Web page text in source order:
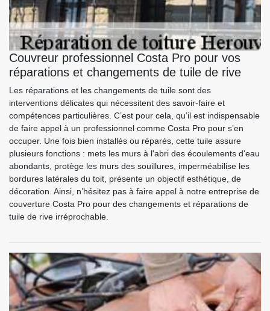
Couvreur professionnel Costa Pro pour vos
réparations et changements de tuile de rive
Les réparations et les changements de tuile sont des
interventions délicates qui nécessitent des savoir-faire et
compétences particulières. C’est pour cela, qu’il est indispensable
de faire appel à un professionnel comme Costa Pro pour s’en
occuper. Une fois bien installés ou réparés, cette tuile assure
plusieurs fonctions : mets les murs à l'abri des écoulements d'eau
abondants, protège les murs des souillures, imperméabilise les
bordures latérales du toit, présente un objectif esthétique, de
décoration. Ainsi, n’hésitez pas à faire appel à notre entreprise de
couverture Costa Pro pour des changements et réparations de
tuile de rive irréprochable.